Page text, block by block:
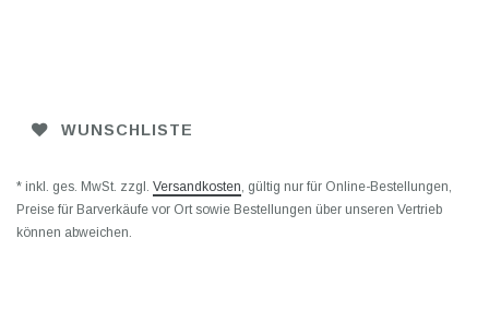
WUNSCHLISTE
* inkl. ges. MwSt. zzgl. Versandkosten, gültig nur für Online-Bestellungen,
Preise für Barverkäufe vor Ort sowie Bestellungen über unseren Vertrieb
können abweichen.